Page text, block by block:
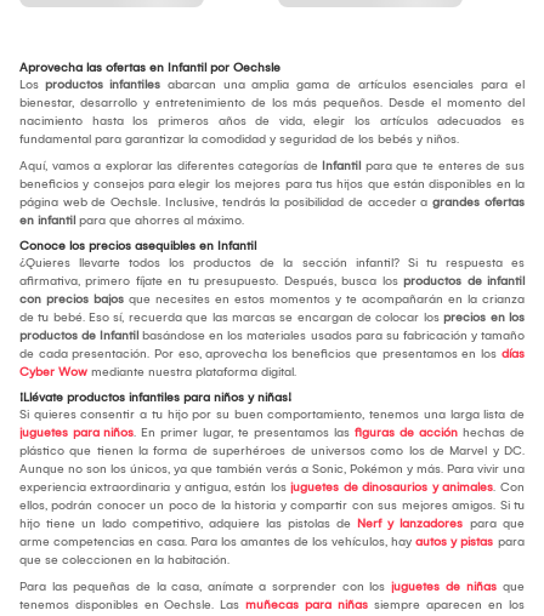
Aprovecha las ofertas en Infantil por Oechsle
Los productos infantiles abarcan una amplia gama de artículos esenciales para el
bienestar, desarrollo y entretenimiento de los más pequeños. Desde el momento del
nacimiento hasta los primeros años de vida, elegir los artículos adecuados es
fundamental para garantizar la comodidad y seguridad de los bebés y niños.
Aquí, vamos a explorar las diferentes categorías de Infantil para que te enteres de sus
beneficios y consejos para elegir los mejores para tus hijos que están disponibles en la
página web de Oechsle. Inclusive, tendrás la posibilidad de acceder a grandes ofertas
en infantil para que ahorres al máximo.
Conoce los precios asequibles en Infantil
¿Quieres llevarte todos los productos de la sección infantil? Si tu respuesta es
afirmativa, primero fíjate en tu presupuesto. Después, busca los productos de infantil
con precios bajos que necesites en estos momentos y te acompañarán en la crianza
de tu bebé. Eso sí, recuerda que las marcas se encargan de colocar los precios en los
productos de Infantil basándose en los materiales usados para su fabricación y tamaño
de cada presentación. Por eso, aprovecha los beneficios que presentamos en los días
Cyber Wow mediante nuestra plataforma digital.
¡Llévate productos infantiles para niños y niñas!
Si quieres consentir a tu hijo por su buen comportamiento, tenemos una larga lista de
juguetes para niños. En primer lugar, te presentamos las figuras de acción hechas de
plástico que tienen la forma de superhéroes de universos como los de Marvel y DC.
Aunque no son los únicos, ya que también verás a Sonic, Pokémon y más. Para vivir una
experiencia extraordinaria y antigua, están los juguetes de dinosaurios y animales. Con
ellos, podrán conocer un poco de la historia y compartir con sus mejores amigos. Si tu
hijo tiene un lado competitivo, adquiere las pistolas de Nerf y lanzadores para que
arme competencias en casa. Para los amantes de los vehículos, hay autos y pistas para
que se coleccionen en la habitación.
Para las pequeñas de la casa, anímate a sorprender con los juguetes de niñas que
tenemos disponibles en Oechsle. Las muñecas para niñas siempre aparecen en los